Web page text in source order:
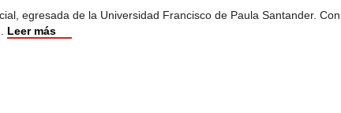
egresada de la Universidad Francisco de Paula Santander. Con
Leer más